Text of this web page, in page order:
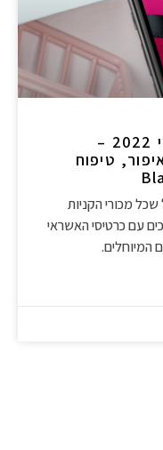
בלאק פריידיי וסייבר מאנדיי 2022 –
טיפוח
הגדול שכל מכורי הקניות
עם כרטיסי האשראי
המיוחלים.